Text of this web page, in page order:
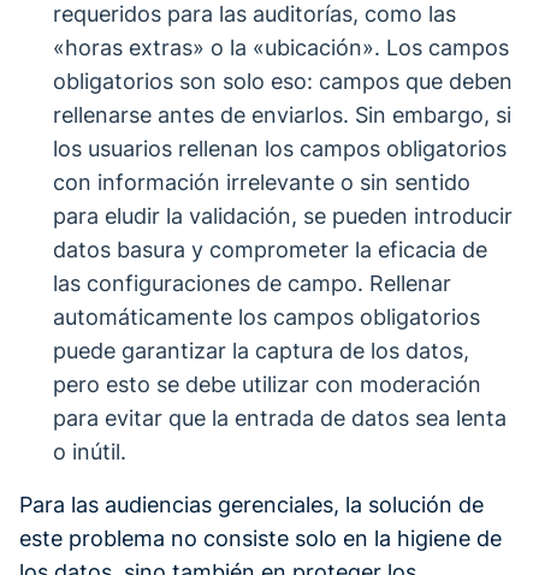
requeridos para las auditorías, como las
«horas extras» o la «ubicación». Los campos
obligatorios son solo eso: campos que deben
rellenarse antes de enviarlos. Sin embargo, si
los usuarios rellenan los campos obligatorios
con información irrelevante o sin sentido
para eludir la validación, se pueden introducir
datos basura y comprometer la eficacia de
las configuraciones de campo. Rellenar
automáticamente los campos obligatorios
puede garantizar la captura de los datos,
pero esto se debe utilizar con moderación
para evitar que la entrada de datos sea lenta
o inútil.
Para las audiencias gerenciales, la solución de
este problema no consiste solo en la higiene de